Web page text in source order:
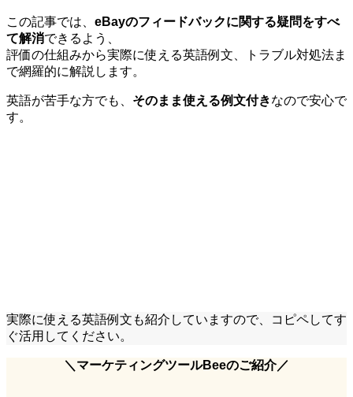
この記事では、 eBayのフィードバックに関する疑問をすべ
て解消できるよう、
評価の仕組みから実際に使える英語例文、トラブル対処法ま
で網羅的に解説します。
英語が苦手な方でも、 そのまま使える例文付きなので安心で
す。
実際に使える英語例文も紹介していますので、コピペしてす
ぐ活用してください。
＼マーケティングツールBeeのご紹介／